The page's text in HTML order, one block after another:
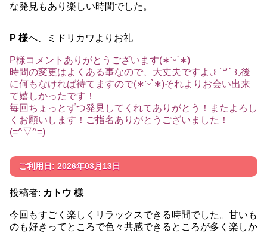
な発見もあり楽しい時間でした。
P 様へ、ミドリカワよりお礼
P様コメントありがとうございます(∗ˊᵕ`∗)
時間の変更はよくある事なので、大丈夫ですよ◟꒰ ´꒳` ꒱◞後
に何もなければ待てますので(∗ˊᵕ`∗)それよりお会い出来
て嬉しかったです！
毎回ちょっとずつ発見してくれてありがとう！またよろし
くお願いします！ご指名ありがとうございました！
(=^▽^=)
ご利用日: 2026年03月13日
投稿者: カトウ 様
今回もすごく楽しくリラックスできる時間でした。甘いも
のも好きってところで色々共感できるところが多く楽しか